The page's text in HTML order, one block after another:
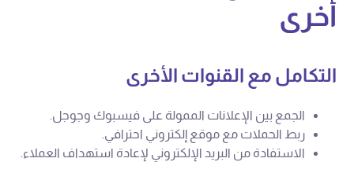
أخرى
التكامل مع القنوات الأخرى
الجمع بين الإعلانات الممولة على فيسبوك وجوجل.
ربط الحملات مع موقع إلكتروني احترافي.
الاستفادة من البريد الإلكتروني لإعادة استهداف العملاء.